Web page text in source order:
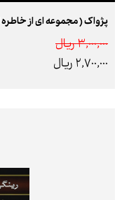
پژواک ( مجموعه ای از خاطره
3,000,000 ريال
2,700,000 ريال